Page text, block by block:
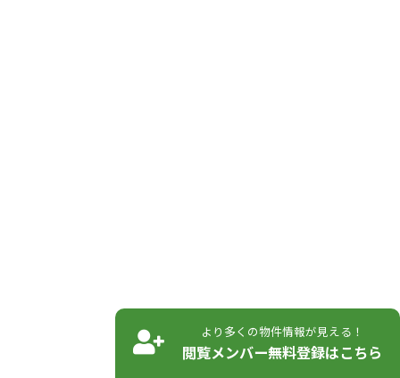
より多くの物件情報が見える！
閲覧メンバー無料登録はこちら